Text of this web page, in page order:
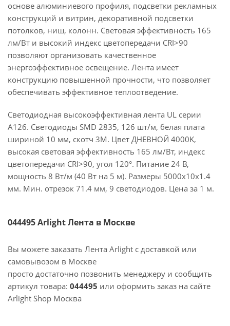
основе алюминиевого профиля, подсветки рекламных
конструкций и витрин, декоративной подсветки
потолков, ниш, колонн. Световая эффективность 165
лм/Вт и высокий индекс цветопередачи CRI>90
позволяют организовать качественное
энергоэффективное освещение. Лента имеет
конструкцию повышенной прочности, что позволяет
обеспечивать эффективное теплоотведение.
Светодиодная высокоэффективная лента UL серии
A126. Светодиоды SMD 2835, 126 шт/м, белая плата
шириной 10 мм, скотч 3M. Цвет ДНЕВНОЙ 4000K,
высокая световая эффективность 165 лм/Вт, индекс
цветопередачи CRI>90, угол 120°. Питание 24 В,
мощность 8 Вт/м (40 Вт на 5 м). Размеры 5000x10x1.4
мм. Мин. отрезок 71.4 мм, 9 светодиодов. Цена за 1 м.
044495 Arlight Лента в Москве
Вы можете заказать Лента Arlight с доставкой или
самовывозом в Москве
просто достаточно позвонить менеджеру и сообщить
артикул товара: 044495 или оформить заказ на сайте
Arlight Shop Москва